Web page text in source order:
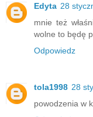
Edyta 28
mnie też
wolne to będę
Odpowiedz
tola1998 28
powodzenia w